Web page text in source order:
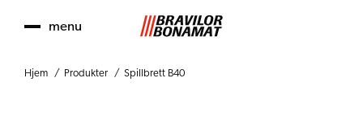
menu
Hjem Produkter Spillbrett B40